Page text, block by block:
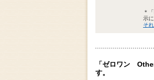
＊
示
そ
「ゼロワン
す。